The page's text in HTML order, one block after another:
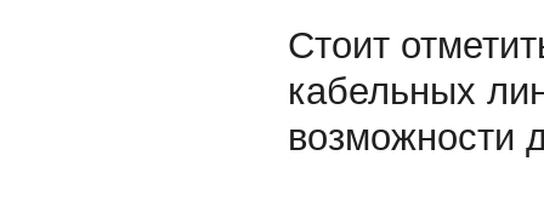
Стоит
кабельных
возможности